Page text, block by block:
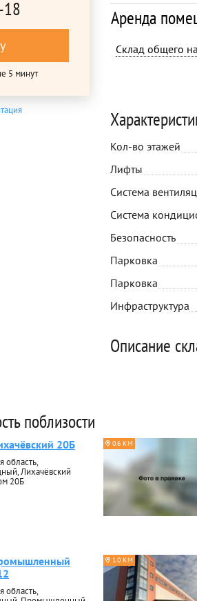
5 минут
Аренда
Склад общего
Кол-во этажей
Лифты
Система
Система
Безопасность
Парковка
Парковка
Инфраструктура
Описание
поблизости
20Б
область,
Лихачёвский
20Б
0.6 КМ
область,
1.0 КМ